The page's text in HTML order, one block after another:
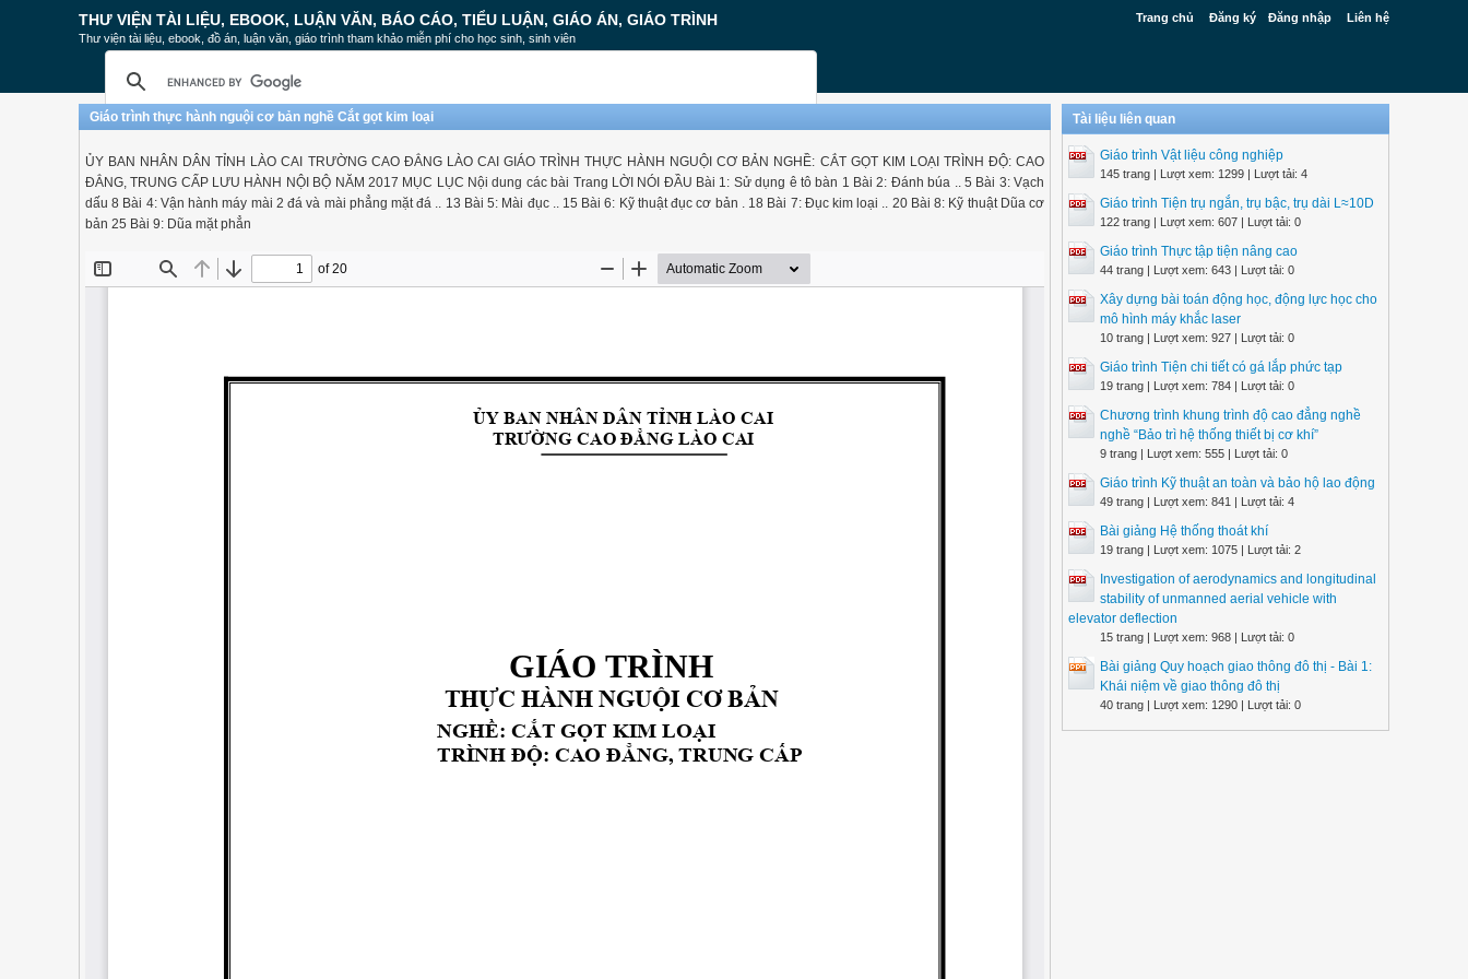
Trang chủ Đăng ký Đăng nhập Liên hệ
THƯ VIỆN TÀI LIỆU, EBOOK, LUẬN VĂN, BÁO CÁO, TIỂU LUẬN, GIÁO ÁN, GIÁO TRÌNH
Thư viện tài liệu, ebook, đồ án, luận văn, giáo trình tham khảo miễn phí cho học sinh, sinh viên
Giáo trình thực hành nguội cơ bản nghề Cắt gọt kim loại
ỦY BAN NHÂN DÂN TỈNH LÀO CAI TRƯỜNG CAO ĐẲNG LÀO CAI GIÁO TRÌNH THỰC HÀNH NGUỘI CƠ BẢN NGHỀ: CẮT GỌT KIM LOẠI TRÌNH ĐỘ: CAO
ĐẲNG, TRUNG CẤP LƯU HÀNH NỘI BỘ NĂM 2017 MỤC LỤC Nội dung các bài Trang LỜI NÓI ĐẦU Bài 1: Sử dụng ê tô bàn 1 Bài 2: Đánh búa .. 5 Bài 3: Vạch
dấu 8 Bài 4: Vận hành máy mài 2 đá và mài phẳng mặt đá .. 13 Bài 5: Mài đục .. 15 Bài 6: Kỹ thuật đục cơ bản . 18 Bài 7: Đục kim loại .. 20 Bài 8: Kỹ thuật Dũa cơ
bản 25 Bài 9: Dũa mặt phẳn
Tài liệu liên quan
Giáo trình Vật liệu công nghiệp
145 trang | Lượt xem: 1299 | Lượt tải: 4
Giáo trình Tiện trụ ngắn, trụ bậc, trụ dài L≈10D
122 trang | Lượt xem: 607 | Lượt tải: 0
Giáo trình Thực tập tiện nâng cao
44 trang | Lượt xem: 643 | Lượt tải: 0
Xây dựng bài toán động học, động lực học cho
mô hình máy khắc laser
10 trang | Lượt xem: 927 | Lượt tải: 0
Giáo trình Tiện chi tiết có gá lắp phức tạp
19 trang | Lượt xem: 784 | Lượt tải: 0
Chương trình khung trình độ cao đẳng nghề
nghề “Bảo trì hệ thống thiết bị cơ khí”
9 trang | Lượt xem: 555 | Lượt tải: 0
Giáo trình Kỹ thuật an toàn và bảo hộ lao động
49 trang | Lượt xem: 841 | Lượt tải: 4
Bài giảng Hệ thống thoát khí
19 trang | Lượt xem: 1075 | Lượt tải: 2
Investigation of aerodynamics and longitudinal
stability of unmanned aerial vehicle with
elevator deflection
15 trang | Lượt xem: 968 | Lượt tải: 0
Bài giảng Quy hoạch giao thông đô thị - Bài 1:
Khái niệm về giao thông đô thị
40 trang | Lượt xem: 1290 | Lượt tải: 0